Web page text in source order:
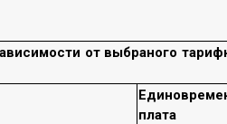
от выбраного
плата